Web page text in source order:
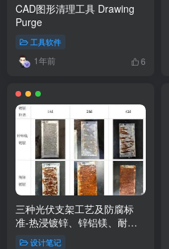
CAD图形清理工具 Drawing
Purge
工具软件
1年前 6
三种光伏支架工艺及防腐标
准-热浸镀锌、锌铝镁、耐候
钢
设计笔记